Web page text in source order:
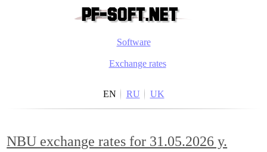
Software
Exchange rates
EN RU UK
NBU exchange rates for 31.05.2026 y.